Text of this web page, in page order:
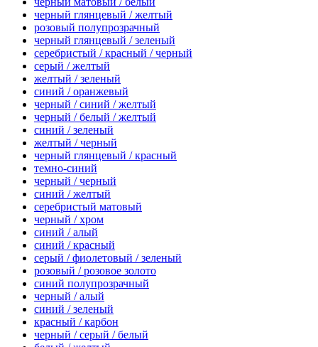
черный глянцевый / желтый
розовый полупрозрачный
черный глянцевый / зеленый
серебристый / красный / черный
серый / желтый
желтый / зеленый
синий / оранжевый
черный / синий / желтый
черный / белый / желтый
синий / зеленый
желтый / черный
черный глянцевый / красный
темно-синий
черный / черный
синий / желтый
серебристый матовый
черный / хром
синий / алый
синий / красный
серый / фиолетовый / зеленый
розовый / розовое золото
синий полупрозрачный
черный / алый
синий / зеленый
красный / карбон
черный / серый / белый